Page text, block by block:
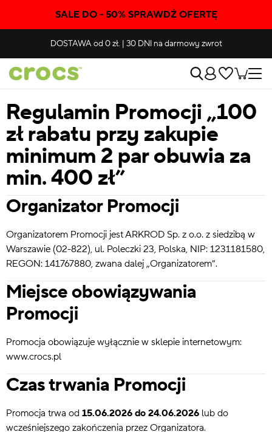
SALE DO - 50% SPRAWDŹ OFERTĘ
DOSTAWAod 0 zł. | 30 DNIna darmowy zwrot
Regulamin Promocji „100
zł rabatu przy zakupie
minimum 2 par obuwia za
min. 400 zł”
Organizator Promocji
Organizatorem Promocji jest ARKROD Sp. z o.o. z siedzibą w
Warszawie (02-822), ul. Poleczki 23, Polska, NIP: 1231181580,
REGON: 141767880, zwana dalej „Organizatorem”.
Miejsce obowiązywania
Promocji
Promocja obowiązuje wyłącznie w sklepie internetowym:
www.crocs.pl
Czas trwania Promocji
Promocja trwa od 15.06.2026 do 24.06.2026 lub do
wcześniejszego zakończenia przez Organizatora.